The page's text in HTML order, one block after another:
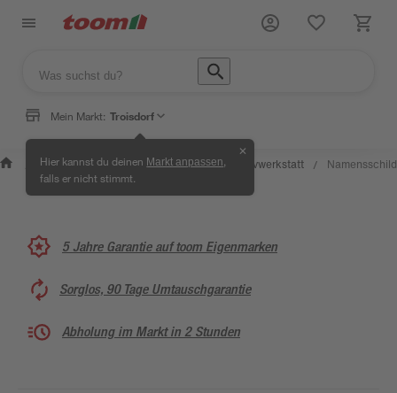
Mein Markt: Troisdorf
Hier kannst du deinen Markt anpassen
falls er nicht stimmt.
✕
Wissen &
Service
/
Selbermachen &
Ratgeber
/ Kreativwerkstatt / Namensschild
5 Jahre Garantie auf toom Eigenmarken
Sorglos, 90 Tage Umtauschgarantie
Abholung im Markt in 2 Stunden